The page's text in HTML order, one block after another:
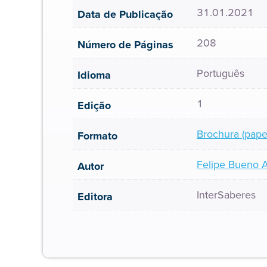
Data de Publicação 31.01.2021
Número de Páginas 208
Idioma Português
Edição 1
Formato Brochura
Autor Felipe Bueno
Editora InterSaberes